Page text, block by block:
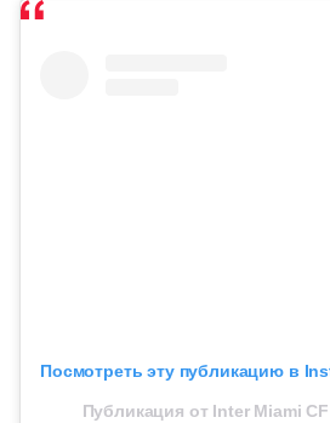
Посмотреть эту публикацию в
Публикация от Inter Miami